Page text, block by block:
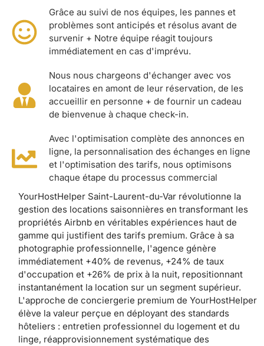
Grâce au suivi de nos équipes, les pannes et
problèmes sont anticipés et résolus avant de
survenir + Notre équipe réagit toujours
immédiatement en cas d'imprévu.
Nous nous chargeons d'échanger avec vos
locataires en amont de leur réservation, de les
accueillir en personne + de fournir un cadeau
de bienvenue à chaque check-in.
Avec l'optimisation complète des annonces en
ligne, la personnalisation des échanges en ligne
et l'optimisation des tarifs, nous optimisons
chaque étape du processus commercial
YourHostHelper Saint-Laurent-du-Var révolutionne la
gestion des locations saisonnières en transformant les
propriétés Airbnb en véritables expériences haut de
gamme qui justifient des tarifs premium. Grâce à sa
photographie professionnelle, l'agence génère
immédiatement +40% de revenus, +24% de taux
d'occupation et +26% de prix à la nuit, repositionnant
instantanément la location sur un segment supérieur.
L'approche de conciergerie premium de YourHostHelper
élève la valeur perçue en déployant des standards
hôteliers : entretien professionnel du logement et du
linge, réapprovisionnement systématique des